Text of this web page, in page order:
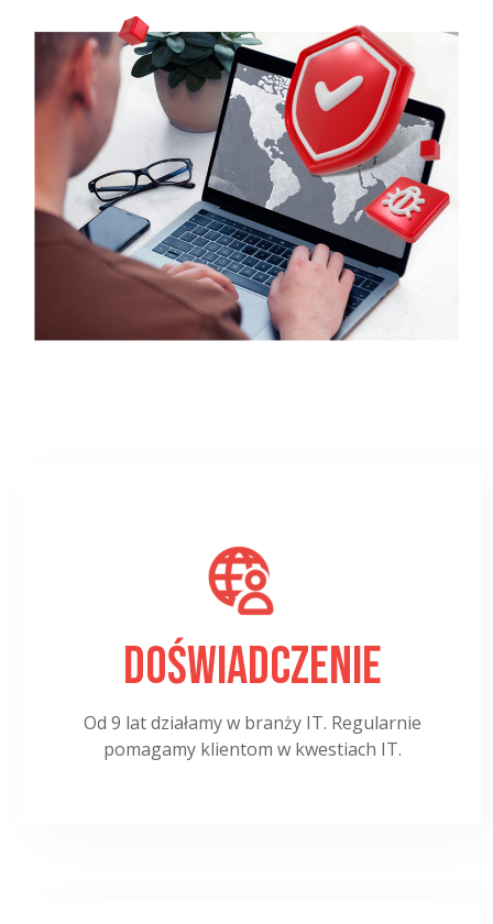
Doświadczenie
Od 9 lat działamy w branży IT. Regularnie
pomagamy klientom w kwestiach IT.